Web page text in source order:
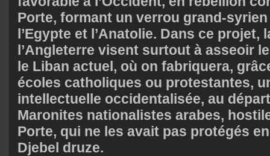
Porte, formant un verrou grand-
l’Egypte et l’Anatolie. Dans ce projet,
l’Angleterre visent surtout à asseoir
le Liban actuel, où on fabriquera,
écoles catholiques ou protestantes,
intellectuelle occidentalisée, au
Maronites nationalistes arabes,
Porte, qui ne les avait pas protégés
Djebel druze.